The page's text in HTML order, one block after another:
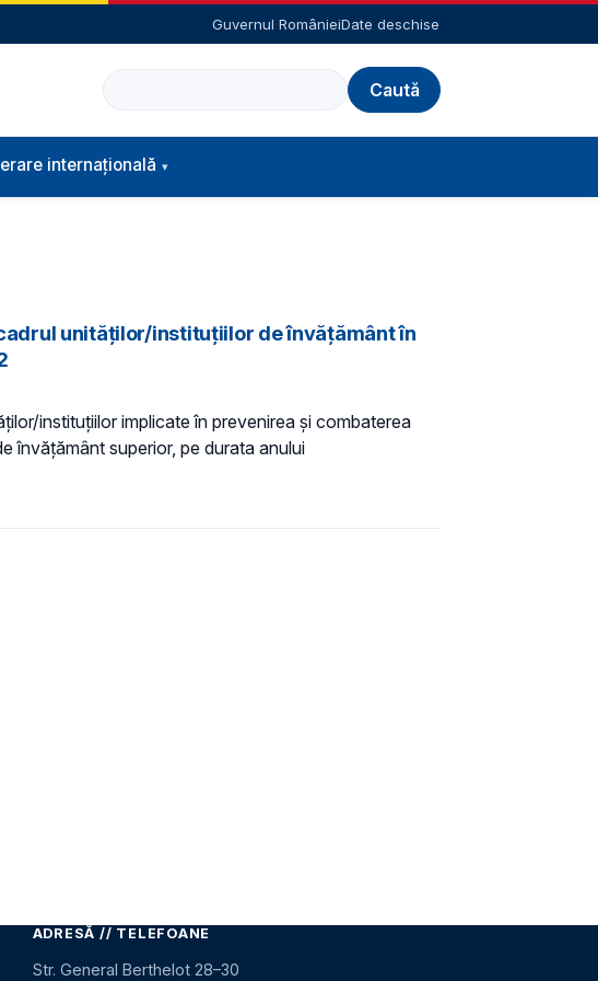
Guvernul RomânieiDate deschise
Caută
internațională
unităţilor/instituţiilor de învăţământ în
instituțiilor implicate în prevenirea şi combaterea
învățământ superior, pe durata anului
ADRESĂ // TELEFOANE
Str. General Berthelot 28–30